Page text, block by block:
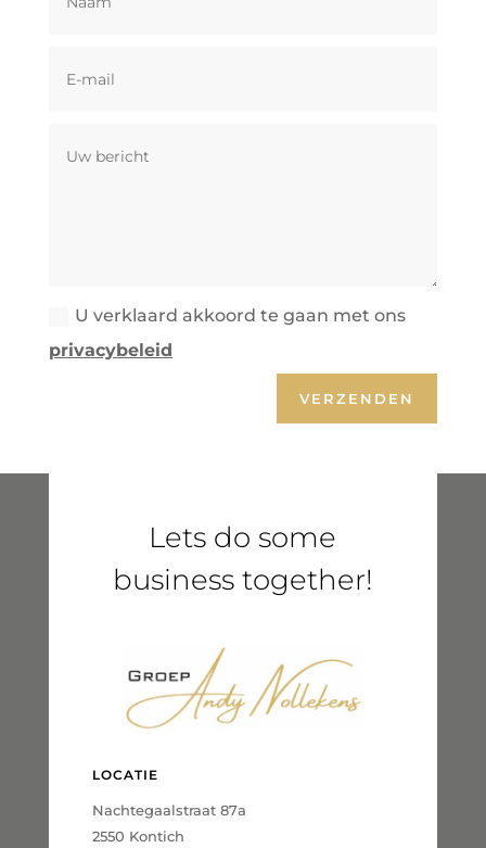
U verklaard akkoord te gaan met ons
privacybeleid
VERZENDEN
Lets do some
business together!
LOCATIE
Nachtegaalstraat 87a
2550 Kontich